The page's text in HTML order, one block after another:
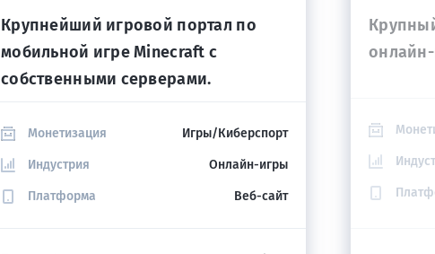
Крупнейший игровой портал по
мобильной игре Minecraft с
собственными серверами.
Монетизация Игры/Киберспорт
Индустрия Онлайн-игры
Платформа Веб-сайт